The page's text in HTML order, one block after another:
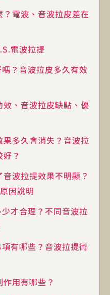
？電波、音波拉皮差在
電波拉提
？音波拉皮多久有效
效、音波拉皮缺點、優
果多久會消失？音波拉
？
音波拉提效果不明顯？
因說明
才合理？不同音波拉
有哪些？音波拉提術
作用有哪些？